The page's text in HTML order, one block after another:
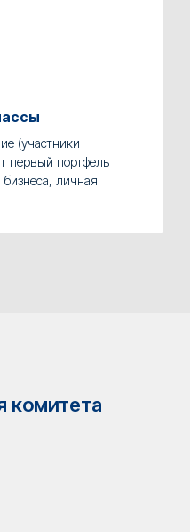
(участники
первый портфель
личная
комитета